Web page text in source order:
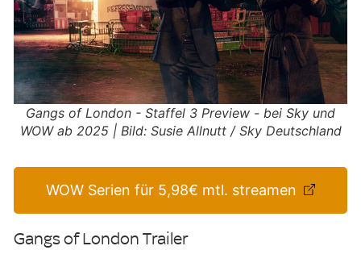
Gangs of London - Staffel 3 Preview - bei Sky und
WOW ab 2025 | Bild: Susie Allnutt / Sky Deutschland
WOW Serien für 5,98€ mtl. streamen
Gangs of London Trailer